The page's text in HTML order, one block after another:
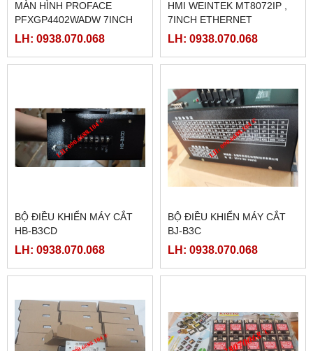
MÀN HÌNH PROFACE
PFXGP4402WADW 7INCH
LH: 0938.070.068
HMI WEINTEK MT8072IP ,
7INCH ETHERNET
LH: 0938.070.068
BỘ ĐIỀU KHIỂN MÁY CẮT
HB-B3CD
LH: 0938.070.068
BỘ ĐIỀU KHIỂN MÁY CẮT
BJ-B3C
LH: 0938.070.068